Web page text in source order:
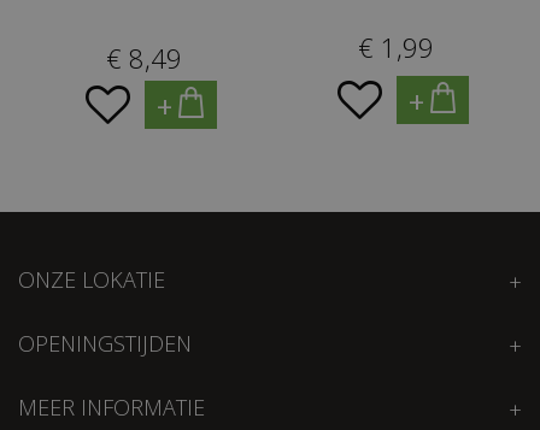
€ 8,49
+
€ 1 ,99
+
ONZE LOKATIE
OPENINGSTIJDEN
MEER INFORMATIE